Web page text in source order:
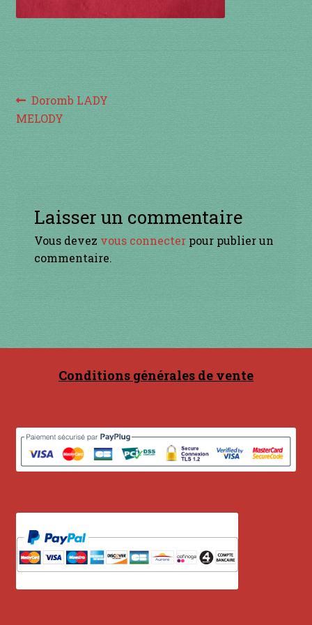
CERFS VOLANTS
Comment jouer de la guimbarde….
Conditions générales de ventes et mentions
en acier
en bois
en bronze
en laiton
en plastique
Navigation
de
Article
précédent :
Doromb LADY
MELODY
Laisser un commentaire
Vous devez vous connecterpour publier un
commentaire.
Conditions générales de vente